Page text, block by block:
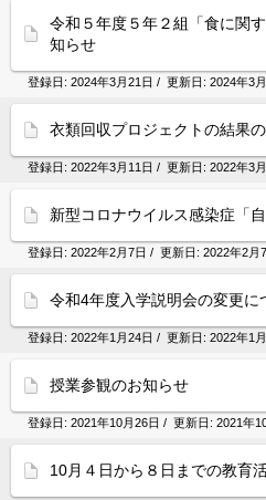
令和５年度５年２組「食に関
知らせ
登録日: 2024年3月21日 / 更新日: 2024年3
衣類回収プロジェクトの結果
登録日: 2022年3月11日 / 更新日: 2022年3
新型コロナウイルス感染症「
登録日: 2022年2月7日 / 更新日: 2022年2月
令和4年度入学説明会の変更に
登録日: 2022年1月24日 / 更新日: 2022年1
授業参観のお知らせ
登録日: 2021年10月26日 / 更新日: 2021年
10月４日から８日までの教育